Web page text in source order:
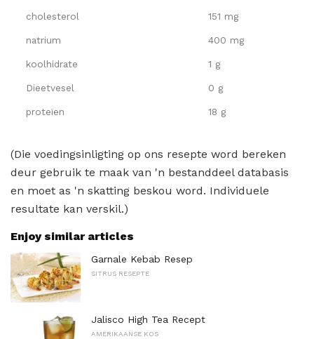
cholesterol 151 mg
natrium 400 mg
koolhidrate 1 g
Dieetvesel 0 g
proteïen 18 g
(Die voedingsinligting op ons resepte word bereken
deur gebruik te maak van 'n bestanddeel databasis
en moet as 'n skatting beskou word. Individuele
resultate kan verskil.)
Enjoy similar articles
Garnale Kebab Resep
SITRUS RESEPTE
Jalisco High Tea Recept
AMERIKAANSE KOS